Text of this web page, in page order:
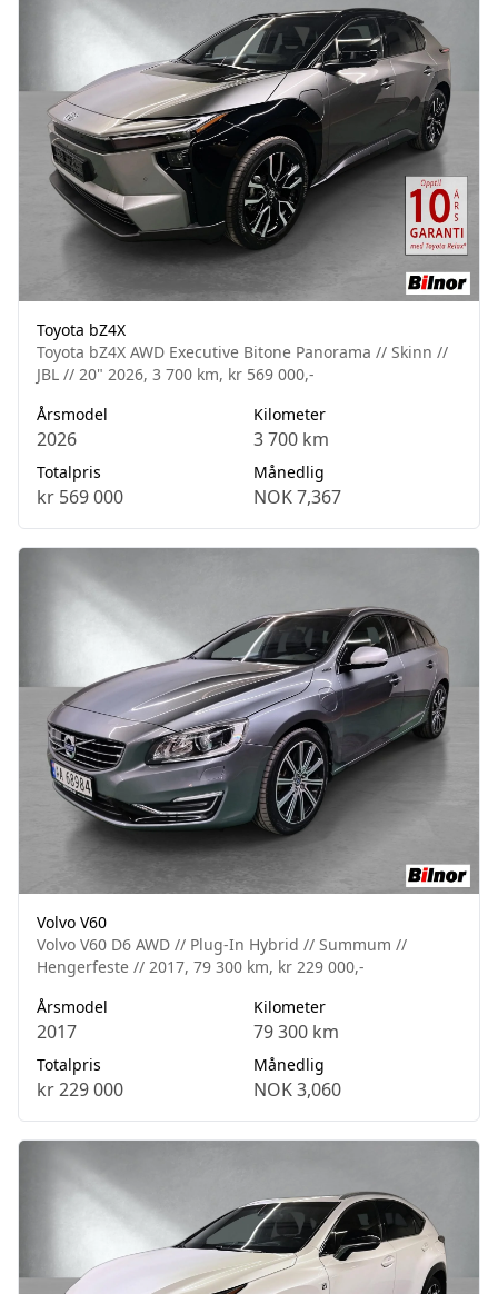
Toyota bZ4X
Toyota bZ4X AWD Executive Bitone Panorama // Skinn //
JBL // 20" 2026, 3 700 km, kr 569 000,-
Årsmodel
2026
Kilometer
3 700 km
Totalpris
kr 569 000
Månedlig
NOK 7,367
Volvo V60
Volvo V60 D6 AWD // Plug-In Hybrid // Summum //
Hengerfeste // 2017, 79 300 km, kr 229 000,-
Årsmodel
2017
Kilometer
79 300 km
Totalpris
kr 229 000
Månedlig
NOK 3,060